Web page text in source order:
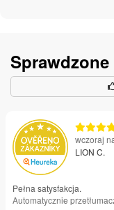
wczoraj
LION C.
Pełna satysfakcja.
Automatycznie